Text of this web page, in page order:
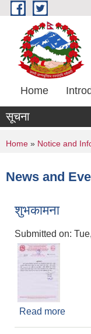
Skip to main content
Home
सूचना
You are
Home » Notice and
News and
शुभकामना
Submitted on:
Read more